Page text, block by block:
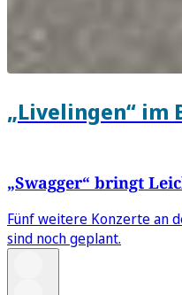
„Livelingen“ im
„Swagger“ bringt
Fünf weitere Konzerte an
sind noch geplant.